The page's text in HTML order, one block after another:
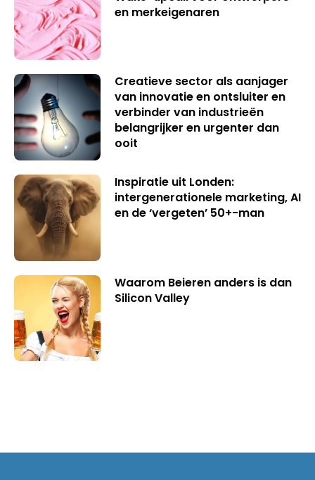
en merkeigenaren
Creatieve sector als aanjager
van innovatie en ontsluiter en
verbinder van industrieën
belangrijker en urgenter dan
ooit
Inspiratie uit Londen:
intergenerationele marketing, AI
en de ‘vergeten’ 50+-man
Waarom Beieren anders is dan
Silicon Valley